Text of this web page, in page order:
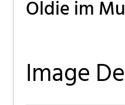
Oldie im
Image